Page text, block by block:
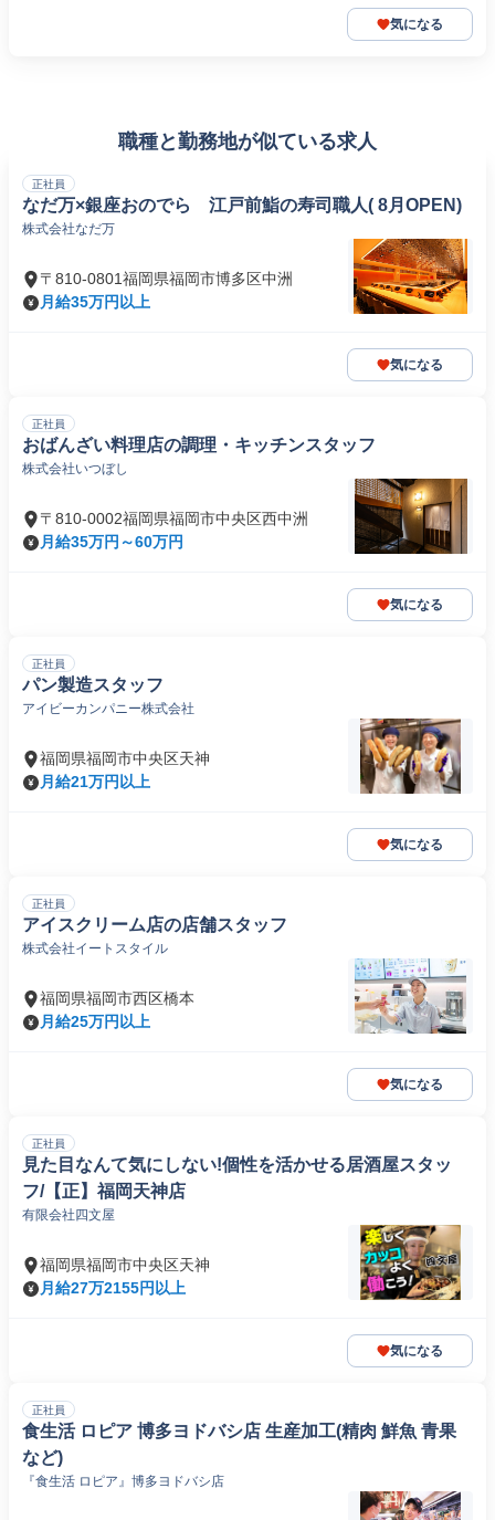
気になる
職種と勤務地が似ている求人
正社員
なだ万×銀座おのでら 江戸前鮨の寿司職人( 8月OPEN)
株式会社なだ万
〒810-0801福岡県福岡市博多区中洲
月給35万円以上
気になる
正社員
おばんざい料理店の調理・キッチンスタッフ
株式会社いつぼし
〒810-0002福岡県福岡市中央区西中洲
月給35万円～60万円
気になる
正社員
パン製造スタッフ
アイビーカンパニー株式会社
福岡県福岡市中央区天神
月給21万円以上
気になる
正社員
アイスクリーム店の店舗スタッフ
株式会社イートスタイル
福岡県福岡市西区橋本
月給25万円以上
気になる
正社員
見た目なんて気にしない!個性を活かせる居酒屋スタッ
フ/【正】福岡天神店
有限会社四文屋
福岡県福岡市中央区天神
月給27万2155円以上
気になる
正社員
食生活 ロピア 博多ヨドバシ店 生産加工(精肉 鮮魚 青果
など)
『食生活 ロピア』博多ヨドバシ店